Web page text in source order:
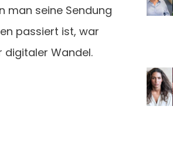
man seine Sendung
passiert ist, war
digitaler Wandel.